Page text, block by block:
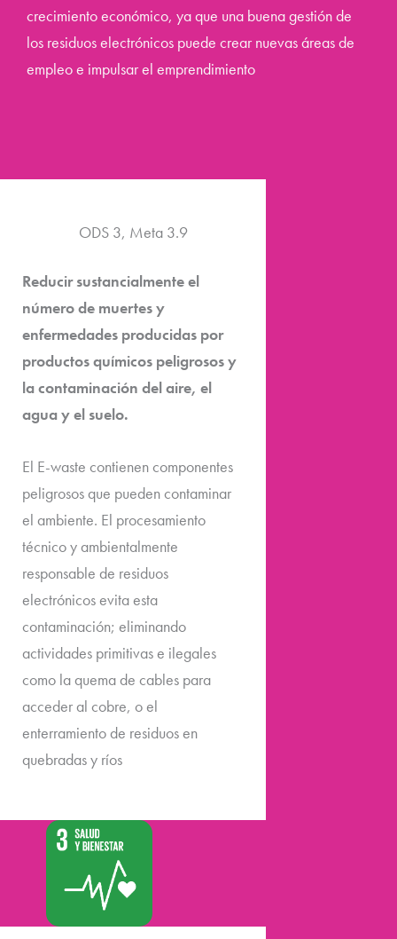
crecimiento económico, ya que una buena gestión de
los residuos electrónicos puede crear nuevas áreas de
empleo e impulsar el emprendimiento
ODS 3, Meta 3.9
Reducir sustancialmente el
número de muertes y
enfermedades producidas por
productos químicos peligrosos y
la contaminación del aire, el
agua y el suelo.
El E-waste contienen componentes
peligrosos que pueden contaminar
el ambiente. El procesamiento
técnico y ambientalmente
responsable de residuos
electrónicos evita esta
contaminación; eliminando
actividades primitivas e ilegales
como la quema de cables para
acceder al cobre, o el
enterramiento de residuos en
quebradas y ríos